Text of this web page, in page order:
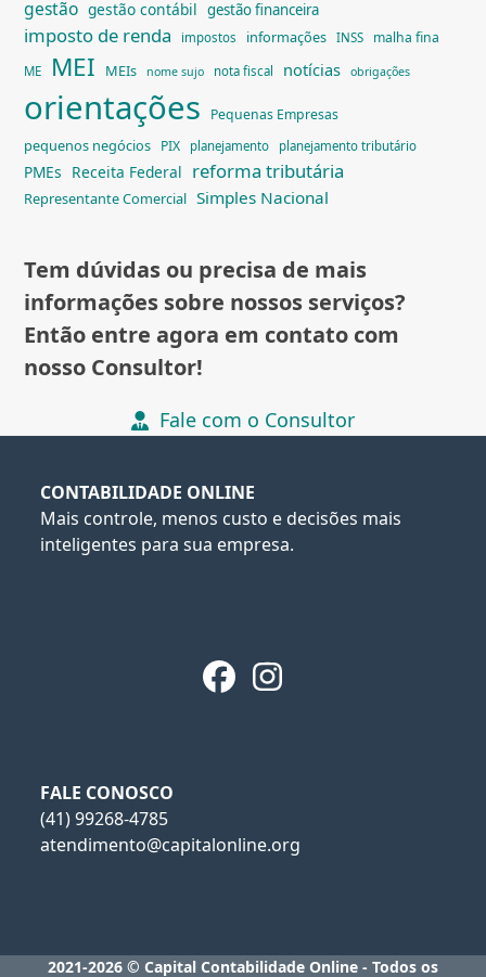
gestão gestão contábil gestão financeira
imposto de renda impostos informações INSS malha fina
ME MEI MEIs nome sujo nota fiscal notícias obrigações
orientações Pequenas Empresas
pequenos negócios PIX planejamento planejamento tributário
PMEs Receita Federal reforma tributária
Representante Comercial Simples Nacional
Tem dúvidas ou precisa de mais
informações sobre nossos serviços?
Então entre agora em contato com
nosso Consultor!
Fale com o Consultor
CONTABILIDADE ONLINE
Mais controle, menos custo e decisões mais
inteligentes para sua empresa.
Facebook
Instagram
FALE CONOSCO
(41) 99268-4785
atendimento@capitalonline.org
2021-2026 © Capital Contabilidade Online - Todos os